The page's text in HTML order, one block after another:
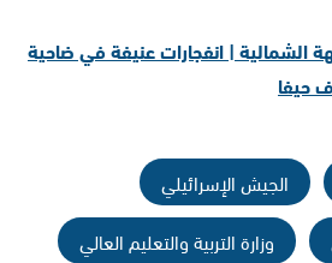
الشمالية | انفجارات عنيفة في ضاحية
حيفا
الجيش الإسرائيلي
وزارة التربية والتعليم العالي